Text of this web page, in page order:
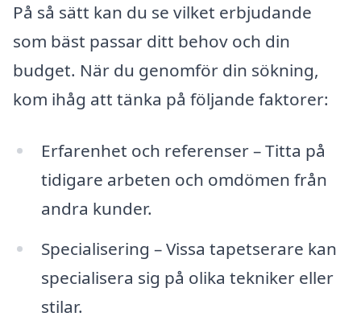
På så sätt kan du se vilket erbjudande
som bäst passar ditt behov och din
budget. När du genomför din sökning,
kom ihåg att tänka på följande faktorer:
Erfarenhet och referenser – Titta på
tidigare arbeten och omdömen från
andra kunder.
Specialisering – Vissa tapetserare kan
specialisera sig på olika tekniker eller
stilar.